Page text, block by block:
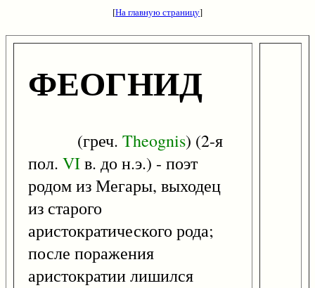
[На главную страницу]
ФЕОГНИД
(греч. Theognis) (2-я
пол. VIв. до н.э.) - поэт
родом из Мегары, выходец
из старого
аристократического рода;
после поражения
аристократии лишился